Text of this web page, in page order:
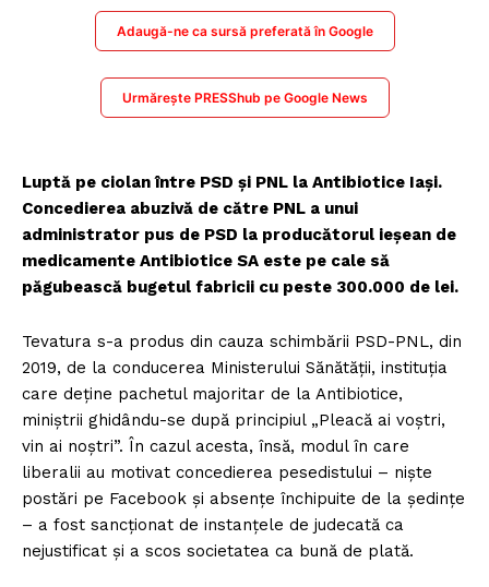
Adaugă-ne ca sursă preferată în Google
Urmărește PRESShub pe Google News
Luptă pe ciolan între PSD și PNL la Antibiotice Iași.
Concedierea abuzivă de către PNL a unui
administrator pus de PSD la producătorul ieșean de
medicamente Antibiotice SA este pe cale să
păgubească bugetul fabricii cu peste 300.000 de lei.
Tevatura s-a produs din cauza schimbării PSD-PNL, din
2019, de la conducerea Ministerului Sănătății, instituția
care deține pachetul majoritar de la Antibiotice,
miniștrii ghidându-se după principiul „Pleacă ai voștri,
vin ai noștri”. În cazul acesta, însă, modul în care
liberalii au motivat concedierea pesedistului – niște
postări pe Facebook și absențe închipuite de la ședințe
– a fost sancționat de instanțele de judecată ca
nejustificat și a scos societatea ca bună de plată.